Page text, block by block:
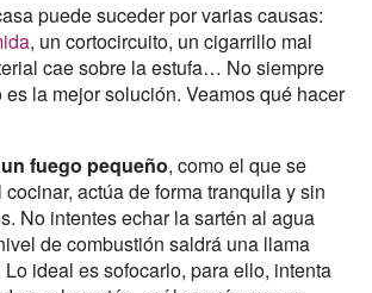
puede suceder por varias causas:
, un cortocircuito, un cigarrillo mal
cae sobre la estufa… No siempre
la mejor solución. Veamos qué hacer
fuego pequeño, como el que se
actúa de forma tranquila y sin
No intentes echar la sartén al agua
de combustión saldrá una llama
ideal es sofocarlo, para ello, intenta